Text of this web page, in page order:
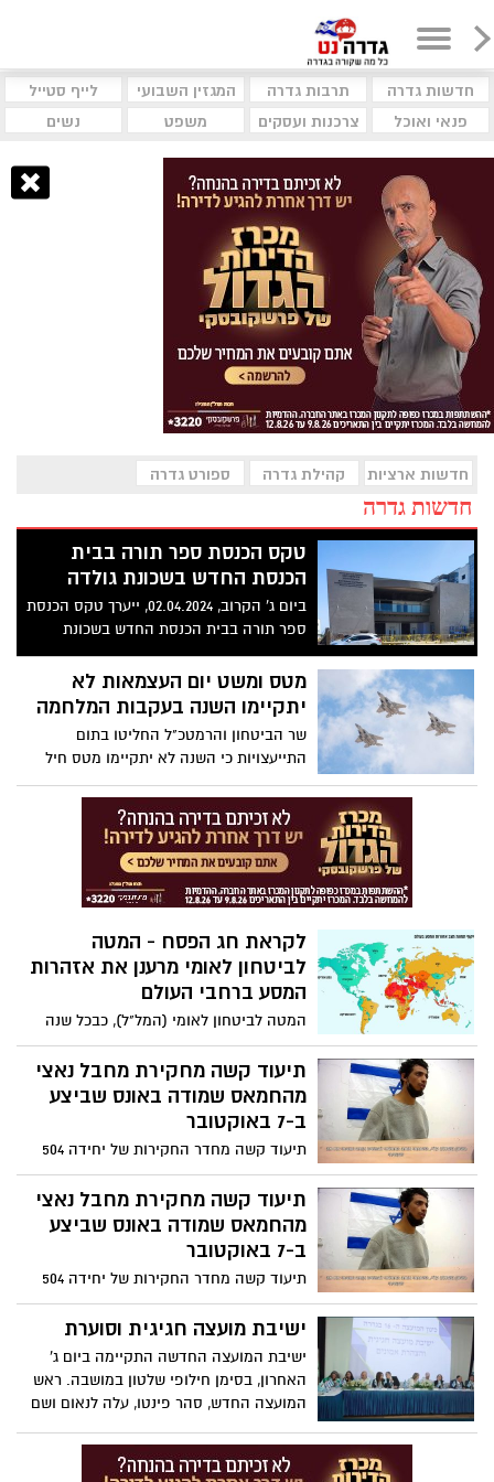
חדשות גדרה תרבות גדרה המגזין השבועי
לייף סטייל
פנאי ואוכל
צרכנות ועסקים משפט נשים
חדשות ארציות קהילת גדרה ספורט גדרה
חדשות גדרה
טקס הכנסת ספר תורה בבית
הכנסת החדש בשכונת גולדה
ביום ג' הקרוב, 02.04.2024, ייערך טקס הכנסת
ספר תורה בבית הכנסת החדש בשכונת
גולדה, אשר נבנה בחודשים האחרונים מול
הספורטק. לאחר הטקס, תתקיים בשכונת
גולדה תהלוכה לכיוון בית הספר רות.
מטס ומשט יום העצמאות לא
יתקיימו השנה בעקבות המלחמה
שר הביטחון והרמטכ"ל החליטו בתום
התייעצויות כי השנה לא יתקיימו מטס חיל
האוויר ומשט חיל הים לכבוד יום העצמאות -
בעקבות המלחמה
לקראת חג הפסח - המטה
לביטחון לאומי מרענן את אזהרות
המסע ברחבי העולם
המטה לביטחון לאומי (המל"ל), כבכל שנה
לקראת חגי האביב, מפרסם היום את הערכת
האיום לישראלים בחו"ל מצד גורמי טרור.
זאת, לצורך הגברת המודעות של הציבור
הישראלי לאיומי הטרור במקומות שונים
בעולם, ברקע העלייה המשמעותית באיום
כלפי ישראלים בחו"ל, במיוחד כתוצאה
תיעוד קשה מחקירת מחבל נאצי
מהחמאס שמודה באונס שביצע
ב-7 באוקטובר
תיעוד קשה מחדר החקירות של יחידה 504
באגף המודיעין: מחבל שנלקח לחקירה חושף
את האלימות המינית והאונס במתקפת הטרור
ב-7 באוקטובר
תיעוד קשה מחקירת מחבל נאצי
מהחמאס שמודה באונס שביצע
ב-7 באוקטובר
תיעוד קשה מחדר החקירות של יחידה 504
באגף המודיעין: מחבל שנלקח לחקירה חושף
את האלימות המינית והאונס במתקפת הטרור
ישיבת מועצה חגיגית וסוערת
ישיבת המועצה החדשה התקיימה ביום ג'
האחרון, בסימן חילופי שלטון במושבה. ראש
המועצה החדש, סהר פינטו, עלה לנאום ושם
יידרש בכניסתו לתפקיד, זאת ביחס לטיפולם
- יותר נכון היעדר הטיפול - של ראש המועצה